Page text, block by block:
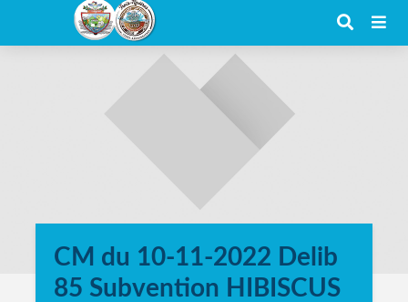
CM du 10-11-2022 Delib
85 Subvention HIBISCUS